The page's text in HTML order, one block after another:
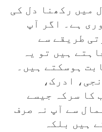
میں رکھنا دل کی
ہے۔ اگر آپ
طریقے سے
ہیں تو یہ
ہوسکتے ہیں۔
ادرک،
کا سرکہ جیسے
سے آپ نہ صرف
ہیں بلکہ